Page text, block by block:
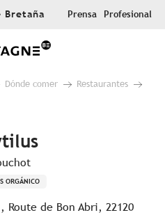
Bretaña Prensa Profesional
Dónde comer
Restaurantes
ORGÁNICO
de Bon Abri, 22120